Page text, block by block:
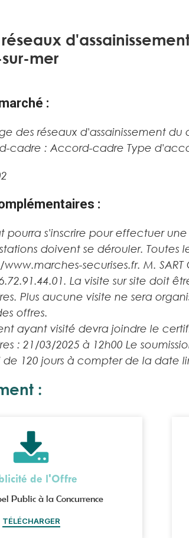
mer
:
des réseaux d'assainissement du
cadre : Accord-cadre Type
:
s'inscrire pour effectuer
doivent se dérouler. Toutes
securises.fr. M.
La visite sur site doit
Plus aucune visite ne sera
offres.
ayant visité devra joindre le
: 21/03/2025 à 12h00 Le
120 jours à compter de la date
:
de l'Offre
Public à la Concurrence
TÉLÉCHARGER